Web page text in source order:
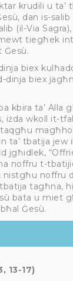
krudili u ta’
dan is-
(il-Via
tiegħek
Ġesù.
biex
dinja biex
kbira ta’ Alla
iżda wkoll it-
tbatija jew
jgħidlek,
noffru t-
nistgħu noffru
tagħna,
bata u miet
Ġesù.
13-17)